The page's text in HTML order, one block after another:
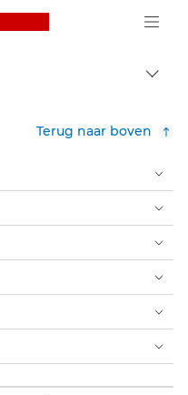
Canon Logo, back
Terug naar boven